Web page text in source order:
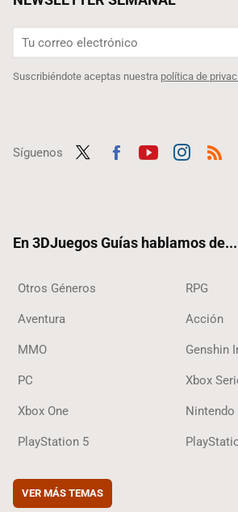
Suscribiéndote aceptas nuestra política de
Síguenos
En 3DJuegos Guías hablamos de...
Otros Géneros RPG
Aventura Acción
MMO Genshin
PC Xbox
Xbox One
PlayStation 5
VER MÁS TEMAS